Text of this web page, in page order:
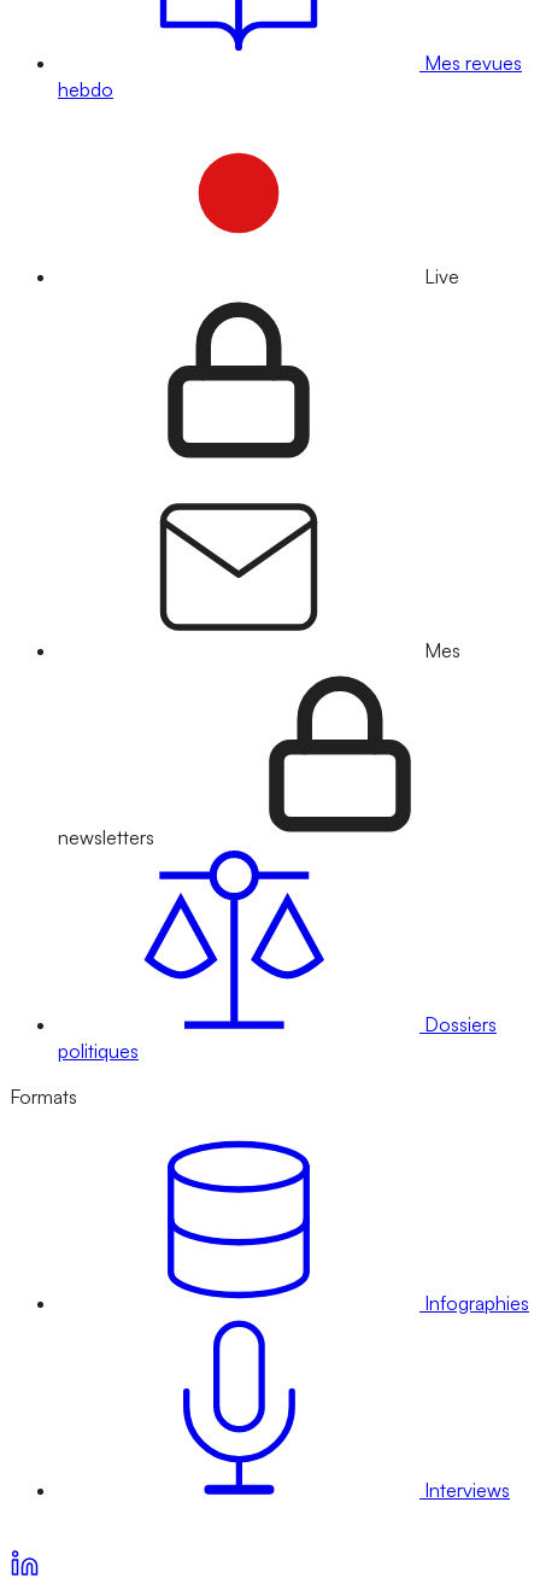
Mes revues
hebdo
Live
Mes
newsletters
Dossiers
politiques
Formats
Infographies
Interviews